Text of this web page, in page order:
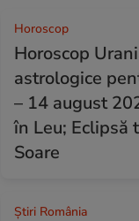
Horoscop
Horoscop
astrologice
– 14 august
în Leu; Eclipsă
Soare
Știri România